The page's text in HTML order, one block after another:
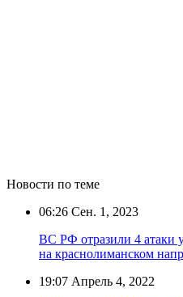
Новости по теме
06:26 Сен. 1, 2023
ВС РФ отразили 4 атаки
на краснолиманском
19:07 Апрель 4, 2022